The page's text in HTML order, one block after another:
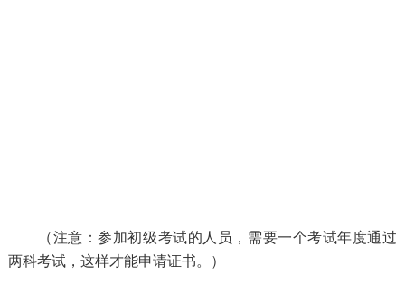
（注意：参加初级考试的人员，需要一个考试年度通过
两科考试，这样才能申请证书。）